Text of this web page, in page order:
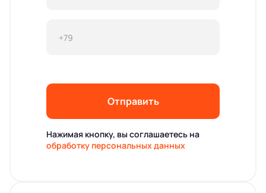
Отправить
Нажимая кнопку, вы соглашаетесь на
обработку персональных данных